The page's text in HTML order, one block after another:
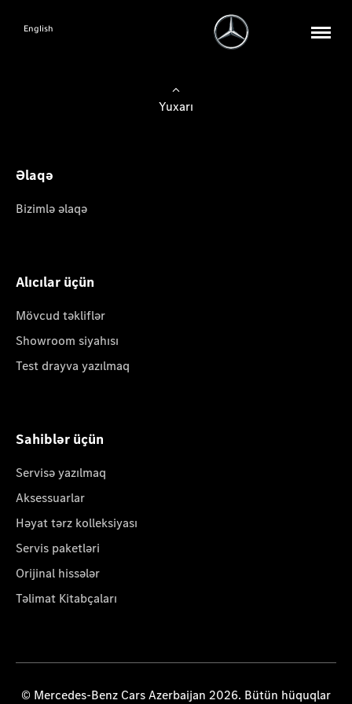
English
Yuxarı
Əlaqə
Bizimlə əlaqə
Alıcılar üçün
Mövcud təkliflər
Showroom siyahısı
Test drayva yazılmaq
Sahiblər üçün
Servisə yazılmaq
Aksessuarlar
Həyat tərz kolleksiyası
Servis paketləri
Orijinal hissələr
Təlimat Kitabçaları
© Mercedes-Benz Cars Azerbaijan 2026. Bütün hüquqlar